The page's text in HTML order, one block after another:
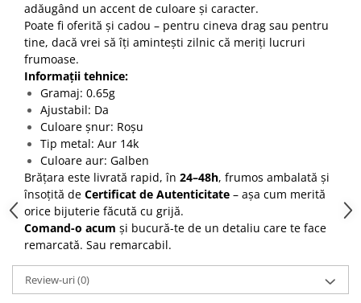
adăugând un accent de culoare și caracter.
Poate fi oferită și cadou – pentru cineva drag sau pentru
tine, dacă vrei să îți amintești zilnic că meriți lucruri
frumoase.
Informații tehnice:
Gramaj: 0.65g
Ajustabil: Da
Culoare șnur: Roșu
Tip metal: Aur 14k
Culoare aur: Galben
Brățara este livrată rapid, în 24–48h, frumos ambalată și
însoțită de Certificat de Autenticitate – așa cum merită
orice bijuterie făcută cu grijă.
Comand-o acum și bucură-te de un detaliu care te face
remarcată. Sau remarcabil.
Review-uri(0)